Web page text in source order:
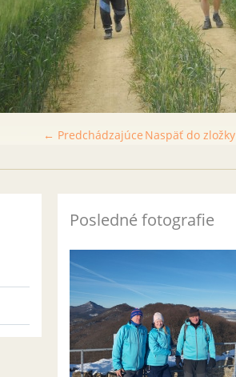
← Predchádzajúce Naspäť do zložky
Posledné fotografie